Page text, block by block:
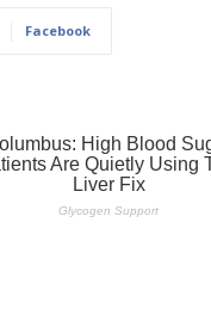
Facebook